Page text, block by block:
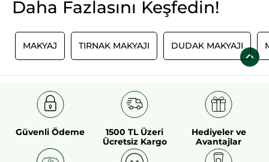
uygun ürünü seçmek kalır.
Daha Fazlasını Keşfedin!
MAKYAJ TIRNAK MAKYAJI DUDAK MAKYAJI
Güvenli Ödeme
1500 TL Üzeri
Ücretsiz Kargo
Hediyeler ve
Avantajlar